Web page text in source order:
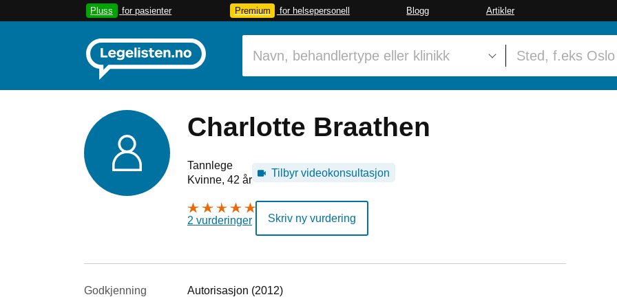
Pluss for pasienter Premium for helsepersonell Blogg Artikler
Charlotte Braathen
Tannlege
Kvinne, 42 år
Tilbyr videokonsultasjon
2 vurderinger Skriv ny vurdering
Godkjenning Autorisasjon (2012)